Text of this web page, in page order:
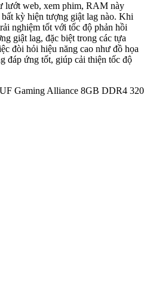
lướt web, xem phim, RAM này
kỳ hiện tượng giật lag nào. Khi
nghiệm tốt với tốc độ phản hồi
giật lag, đặc biệt trong các tựa
đòi hỏi hiệu năng cao như đồ họa
đáp ứng tốt, giúp cải thiện tốc độ